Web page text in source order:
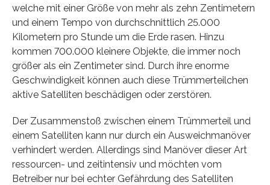
welche mit einer Größe von mehr als zehn Zentimetern
und einem Tempo von durchschnittlich 25.000
Kilometern pro Stunde um die Erde rasen. Hinzu
kommen 700.000 kleinere Objekte, die immer noch
größer als ein Zentimeter sind. Durch ihre enorme
Geschwindigkeit können auch diese Trümmerteilchen
aktive Satelliten beschädigen oder zerstören.
Der Zusammenstoß zwischen einem Trümmerteil und
einem Satelliten kann nur durch ein Ausweichmanöver
verhindert werden. Allerdings sind Manöver dieser Art
ressourcen- und zeitintensiv und möchten vom
Betreiber nur bei echter Gefährdung des Satelliten